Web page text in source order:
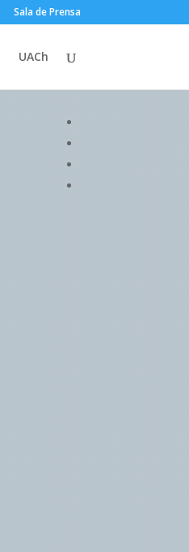
Sala de Prensa
UACh